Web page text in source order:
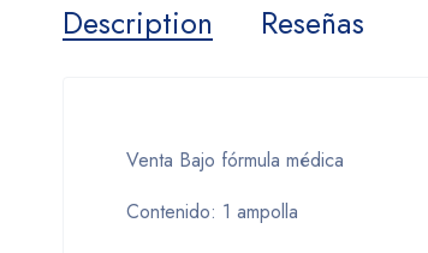
Description Reseñas
Venta Bajo fórmula médica
Contenido: 1 ampolla